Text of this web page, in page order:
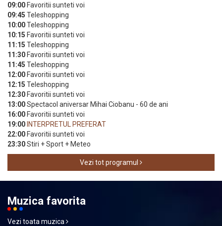
09:00 Favoritii sunteti voi
09:45 Teleshopping
10:00Teleshopping
10:15 Favoritii sunteti voi
11:15 Teleshopping
11:30 Favoritii sunteti voi
11:45 Teleshopping
12:00 Favoritii sunteti voi
12:15 Teleshopping
12:30 Favoritii sunteti voi
13:00Spectacol aniversar Mihai Ciobanu - 60 de ani
16:00 Favoritii sunteti voi
19:00 INTERPRETUL PREFERAT
22:00 Favoritii sunteti voi
23:30Stiri + Sport + Meteo
Vezi tot programul
Muzica favorita
Vezi toata muzica